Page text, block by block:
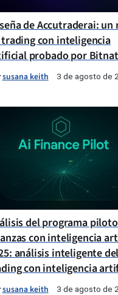
de Accutraderai:
con inteligencia
probado por
susana keith 3 de agosto de
del programa
con inteligencia
análisis inteligente
con inteligencia
susana keith 3 de agosto de